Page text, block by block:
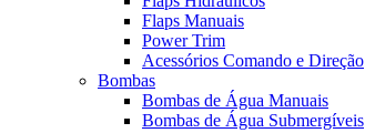
Flaps Manuais
Power Trim
Acessórios Comando e Direção
Bombas
Bombas de Água Manuais
Bombas de Água Submergíveis